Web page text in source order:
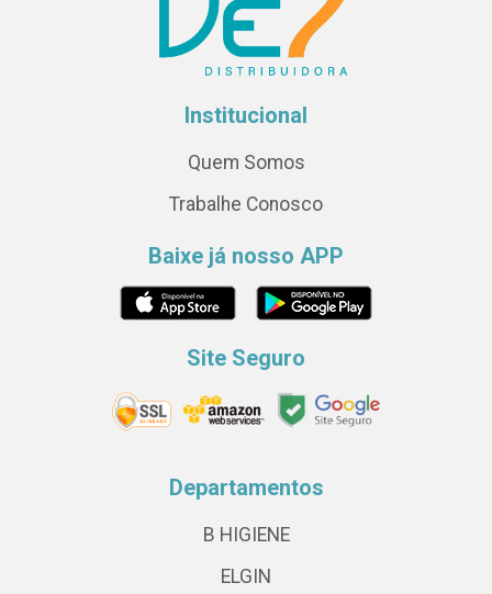
Institucional
Quem Somos
Trabalhe Conosco
Baixe já nosso APP
Site Seguro
Departamentos
B HIGIENE
ELGIN